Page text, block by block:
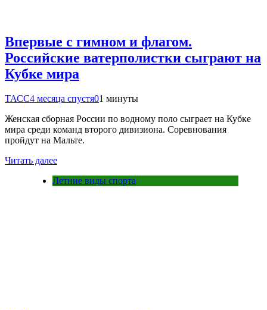
Впервые с гимном и флагом.
Российские ватерполистки сыграют на
Кубке мира
ТАСС4 месяца спустя01 минуты
Женская сборная России по водному поло сыграет на Кубке
мира среди команд второго дивизиона. Соревнования
пройдут на Мальте.
Читать далее
Летние виды спорта